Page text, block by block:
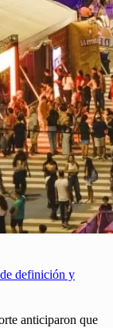
definición y
anticiparon que